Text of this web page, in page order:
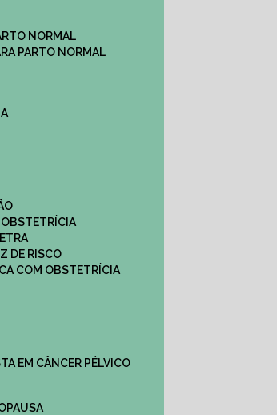
NORMAL
PARTO NORMAL
OBSTETRÍCIA
DE RISCO
COM OBSTETRÍCIA
EM CÂNCER PÉLVICO